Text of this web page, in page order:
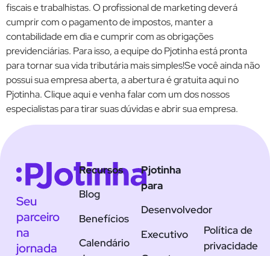
fiscais e trabalhistas. O profissional de marketing deverá
cumprir com o pagamento de impostos, manter a
contabilidade em dia e cumprir com as obrigações
previdenciárias. Para isso, a equipe do Pjotinha está pronta
para tornar sua vida tributária mais simples!Se você ainda não
possui sua empresa aberta, a abertura é gratuita aqui no
Pjotinha. Clique aqui e venha falar com um dos nossos
especialistas para tirar suas dúvidas e abrir sua empresa.
Seu
parceiro
na
jornada
Recursos
Blog
Benefícios
Calendário
Pjotinha
para
Desenvolvedor
Executivo
Política de
privacidade